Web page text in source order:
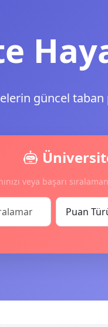
güncel taban
veya başarı